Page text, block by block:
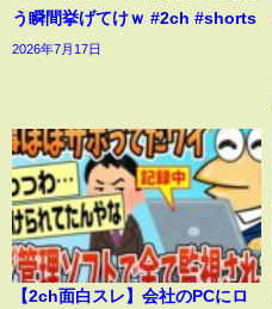
う瞬間挙げてけｗ #2ch #shorts
2026年7月17日
【2ch面白スレ】会社のPCにロ